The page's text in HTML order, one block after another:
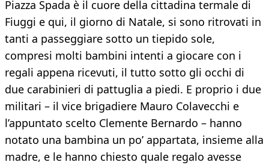
Piazza Spada è il cuore della cittadina termale di
Fiuggi e qui, il giorno di Natale, si sono ritrovati in
tanti a passeggiare sotto un tiepido sole,
compresi molti bambini intenti a giocare con i
regali appena ricevuti, il tutto sotto gli occhi di
due carabinieri di pattuglia a piedi. E proprio i due
militari – il vice brigadiere Mauro Colavecchi e
l’appuntato scelto Clemente Bernardo – hanno
notato una bambina un po’ appartata, insieme alla
madre, e le hanno chiesto quale regalo avesse